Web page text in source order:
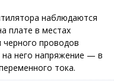
наблюдаются
плате в местах
черного проводов
него напряжение — в
тока.